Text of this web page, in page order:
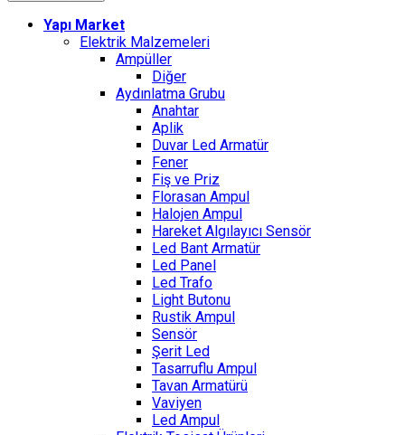
Yapı Market
Elektrik Malzemeleri
Ampüller
Diğer
Aydınlatma Grubu
Anahtar
Aplik
Duvar Led Armatür
Fener
Fiş ve Priz
Florasan Ampul
Halojen Ampul
Hareket Algılayıcı Sensör
Led Bant Armatür
Led Panel
Led Trafo
Light Butonu
Rustik Ampul
Sensör
Şerit Led
Tasarruflu Ampul
Tavan Armatürü
Vaviyen
Led Ampul